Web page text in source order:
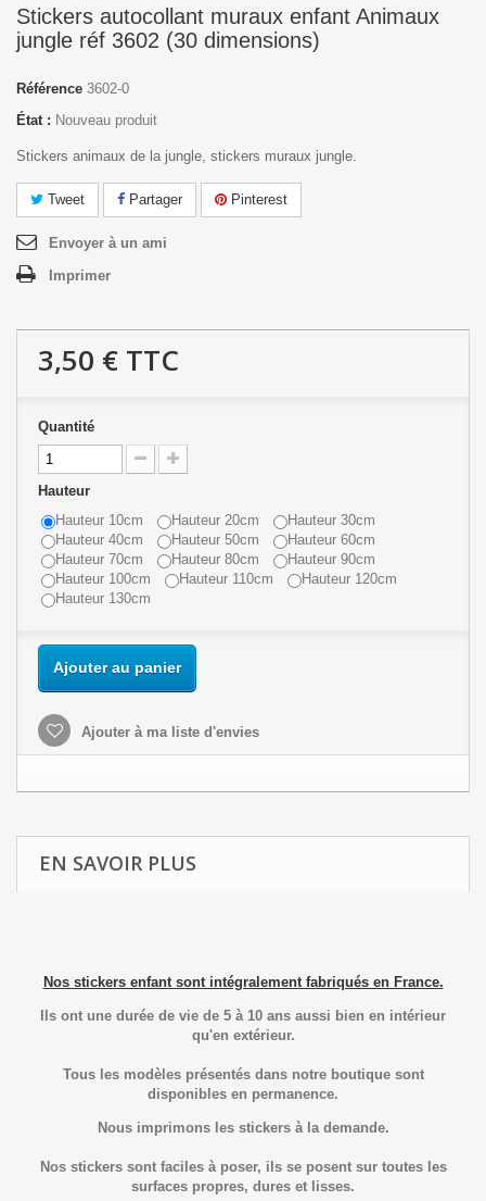
Stickers autocollant muraux enfant Animaux
jungle réf 3602 (30 dimensions)
Référence 3602-0
État : Nouveau produit
Stickers animaux de la jungle, stickers muraux jungle.
Tweet Partager Pinterest
Envoyer à un ami
Imprimer
3,50 € TTC
Quantité
Hauteur
Hauteur 10cm
Hauteur 20cm
Hauteur 30cm
Hauteur 40cm
Hauteur 50cm
Hauteur 60cm
Hauteur 70cm
Hauteur 80cm
Hauteur 90cm
Hauteur 100cm
Hauteur 110cm
Hauteur 120cm
Hauteur 130cm
Ajouter au panier
Ajouter à ma liste d'envies
EN SAVOIR PLUS
Nos stickers enfant sont intégralement fabriqués en France.
Ils ont une durée de vie de 5 à 10 ans aussi bien en intérieur
qu'en extérieur.
Tous les modèles présentés dans notre boutique sont
disponibles en permanence.
Nous imprimons les stickers à la demande.
Nos stickers sont faciles à poser, ils se posent sur toutes les
surfaces propres, dures et lisses.